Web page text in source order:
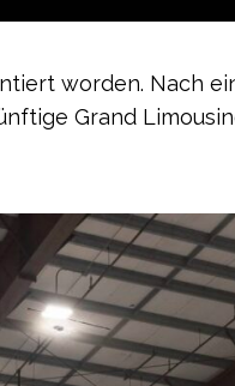
worden. Nach
Grand